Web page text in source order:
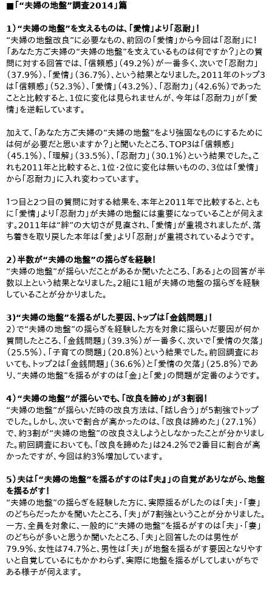
■「“夫婦の地盤”調査2014」篇
1）“夫婦の地盤”を支えるものは、「愛情」より「忍耐」！
“夫婦の地盤改良”に必要なもの、前回の「愛情」から今回は「忍耐」に！
「あなた方ご夫婦の“夫婦の地盤”を支えているものは何ですか？」との質
問に対する回答では、「信頼感」（49.2％）が一番多く、次いで「忍耐力」
（37.9％）、「愛情」（36.7％）、という結果となりました。2011年のトップ3
は「信頼感」（52.3％）、「愛情」（43.2％）、「忍耐力」（42.6％）であった
ことと比較すると、1位に変化は見られませんが、今年は「忍耐力」が「愛
情」を逆転しています。
加えて、「あなた方ご夫婦の“夫婦の地盤”をより強固なものにするために
は何が必要だと思いますか？」と聞いたところ、TOP3は「信頼感」
（45.1％）、「理解」（33.5％）、「忍耐力」（30.1％）という結果でした。こ
れも2011年と比較すると、1位・2位に変化は無いものの、3位は「愛情」
から「忍耐力」に入れ変わっています。
１つ目と2つ目の質問に対する結果を、本年と2011年で比較すると、とも
に「愛情」より「忍耐力」が夫婦の地盤には重要になっていることが伺えま
す。2011年は“絆”の大切さが見直され、「愛情」が重視されましたが、落
ち着きを取り戻した本年は「愛」より「忍耐」が重視されているようです。
2）半数が“夫婦の地盤”の揺らぎを経験！
“夫婦の地盤”が揺らいだことがあるか聞いたところ、「ある」との回答が半
数以上という結果となりました。2組に1組が夫婦の地盤の揺らぎを経験
していることが分かりました。
3)“夫婦の地盤”を揺るがした要因、トップは「金銭問題」！
2）で“夫婦の地盤”の揺らぎを経験した方を対象に揺らいだ要因が何か
質問したところ、「金銭問題」（39.3％）が一番多く、次いで「愛情の欠落」
（25.5％）、「子育ての問題」（20.8％）という結果でした。前回調査にお
いても、トップ2は「金銭問題」（36.6％）と「愛情の欠落」（25.8％）であ
り、“夫婦の地盤”を揺るがすのは「金」と「愛」の問題が定番のようです。
4）“夫婦の地盤”が揺らいでも、「改良を諦め」が3割弱！
“夫婦の地盤”が揺らいだ時の改良方法は、「話し合う」が5割強でトップ
でした。しかし、次いで割合が高かったのは、「改良は諦めた」（27.1％）
で、約3割が“夫婦の地盤”の改良さえしようとしなかったことが分かりまし
た。前回調査においても、「改良を諦めた」は24.2％で2番目に割合が高
かったですが、今回は約3％増加しています。
5）夫は「“夫婦の地盤”を揺るがすのは『夫』」の自覚がありながら、地盤
を揺るがす！
“夫婦の地盤”の揺らぎを経験した方に、実際揺るがしたのは「夫」・「妻」
のどちらだったかを聞いたところ、「夫」が7割強ということが分かりました。
一方、全員を対象に、一般的に“夫婦の地盤”を揺るがすのは「夫」・「妻」
のどちらが多いと思うか聞いたところ、「夫」と回答したのは男性が
79.9％、女性は74.7％と、男性は「夫」が地盤を揺るがす要因となりやす
いと自覚しているにもかかわらず、実際に地盤を揺るがしてしまいがちで
ある様子が伺えます。